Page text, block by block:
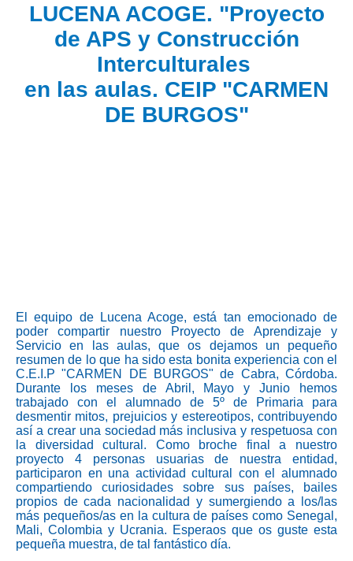
LUCENA ACOGE. "Proyecto
de APS y Construcción
Interculturales
en las aulas. CEIP "CARMEN
DE BURGOS"
El equipo de Lucena Acoge, está tan emocionado de
poder compartir nuestro Proyecto de Aprendizaje y
Servicio en las aulas, que os dejamos un pequeño
resumen de lo que ha sido esta bonita experiencia con el
C.E.I.P "CARMEN DE BURGOS" de Cabra, Córdoba.
Durante los meses de Abril, Mayo y Junio hemos
trabajado con el alumnado de 5º de Primaria para
desmentir mitos, prejuicios y estereotipos, contribuyendo
así a crear una sociedad más inclusiva y respetuosa con
la diversidad cultural. Como broche final a nuestro
proyecto 4 personas usuarias de nuestra entidad,
participaron en una actividad cultural con el alumnado
compartiendo curiosidades sobre sus países, bailes
propios de cada nacionalidad y sumergiendo a los/las
más pequeños/as en la cultura de países como Senegal,
Mali, Colombia y Ucrania. Esperaos que os guste esta
pequeña muestra, de tal fantástico día.